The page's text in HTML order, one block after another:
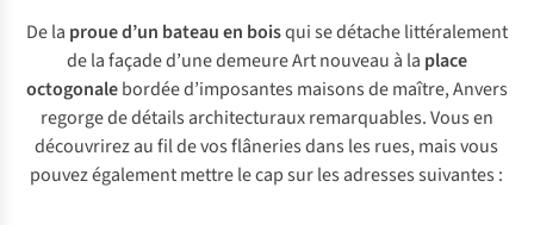
De la proue d’un bateau en boisqui se détache littéralement
de la façade d’une demeure Art nouveau à la place
octogonalebordée d’imposantes maisons de maître, Anvers
regorge de détails architecturaux remarquables. Vous en
découvrirez au fil de vos flâneries dans les rues, mais vous
pouvez également mettre le cap sur les adresses suivantes :